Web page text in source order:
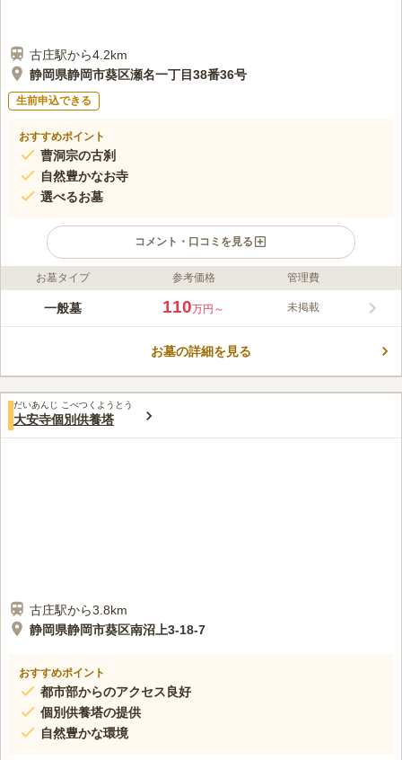
古庄駅から4.2km
静岡県静岡市葵区瀬名一丁目38番36号
生前申込できる
おすすめポイント
曹洞宗の古刹
自然豊かなお寺
選べるお墓
コメント・口コミを見る
ライフドット編集部のコメント
光鏡院は自然豊かな、山の中に立てられたお寺です。 季節によ
すすめです。 お寺が管理しているので、墓地内は整備されてお
口コミ評価
この霊園はまだ誰からも評価されていません。
お墓タイプ 参考価格 管理費
一般墓 110万円～ 未掲載
お墓の詳細を見る
だいあんじ こべつくようとう
大安寺個別供養塔
古庄駅から3.8km
静岡県静岡市葵区南沼上3-18-7
おすすめポイント
都市部からのアクセス良好
個別供養塔の提供
自然豊かな環境